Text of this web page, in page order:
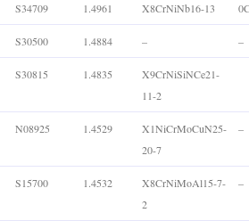
S34709 1.4961 X8CrNiNb16-13
S30500 1.4884 – –
S30815 1.4835
X9CrNiSiNCe21-
11-2
N08925 1.4529
X1NiCrMoCuN25-
20-7
–
S15700 1.4532
X8CrNiMoAl15-7-
2
–